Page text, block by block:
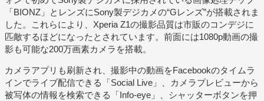
「BIONZ」とレンズにSony製デジカメの“Gレンズ”が搭載されま
した。これらにより、Xperia Z1の撮影品質は市販のコンデジに
匹敵するほどになったとされています。前面には1080p動画の撮
影も可能な200万画素カメラを搭載。
カメラアプリも刷新され、撮影中の動画をFacebookのタイムラ
インでライブ配信できる「Social Live」、カメラプレビューから
被写体の情報を検索できる「Info-eye」、シャッターボタンを押